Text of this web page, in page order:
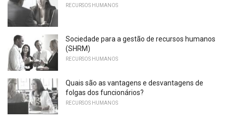
RECURSOS HUMANOS
Sociedade para a gestão de recursos humanos
(SHRM)
RECURSOS HUMANOS
Quais são as vantagens e desvantagens de
folgas dos funcionários?
RECURSOS HUMANOS